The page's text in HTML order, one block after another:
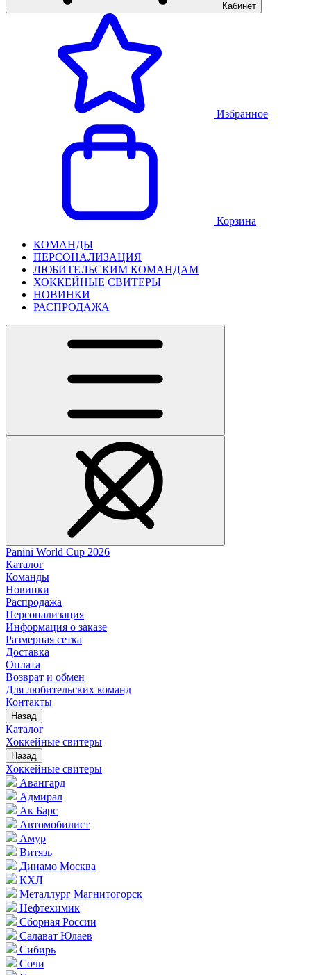
Кабинет
Избранное
Корзина
КОМАНДЫ
ПЕРСОНАЛИЗАЦИЯ
ЛЮБИТЕЛЬСКИМ КОМАНДАМ
ХОККЕЙНЫЕ СВИТЕРЫ
НОВИНКИ
РАСПРОДАЖА
Panini World Cup 2026
Каталог
Команды
Новинки
Распродажа
Персонализация
Информация о заказе
Размерная сетка
Доставка
Оплата
Возврат и обмен
Для любительских команд
Контакты
Назад
Каталог
Хоккейные свитеры
Назад
Хоккейные свитеры
Авангард
Адмирал
Ак Барс
Автомобилист
Амур
Витязь
Динамо Москва
КХЛ
Металлург Магнитогорск
Нефтехимик
Сборная России
Салават Юлаев
Сибирь
Сочи